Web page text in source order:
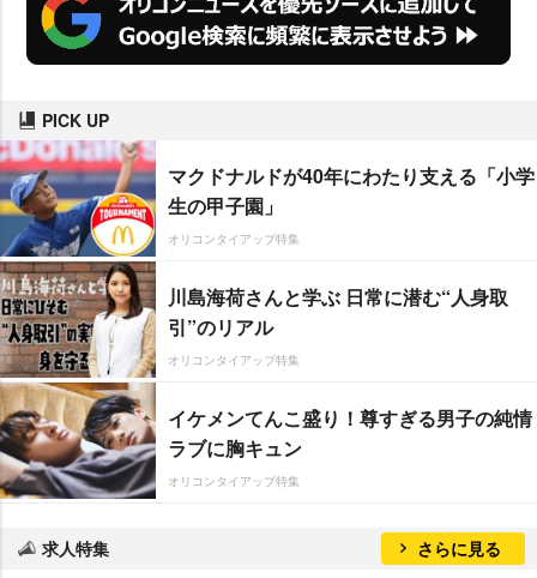
PICK UP
マクドナルドが40年にわたり支える「小学
生の甲子園」
オリコンタイアップ特集
川島海荷さんと学ぶ 日常に潜む“人身取
引”のリアル
オリコンタイアップ特集
イケメンてんこ盛り！尊すぎる男子の純情
ラブに胸キュン
オリコンタイアップ特集
求人特集 さらに見る